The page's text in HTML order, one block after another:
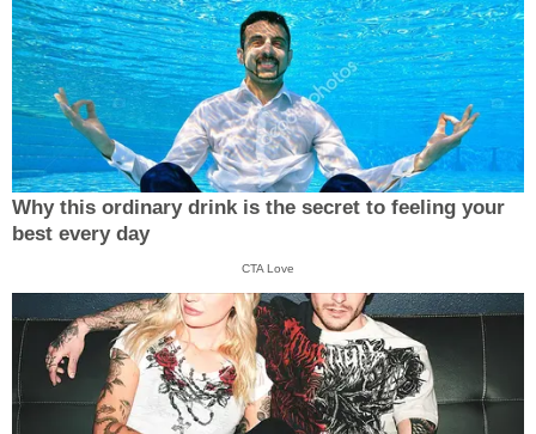
Why this ordinary drink is the secret to feeling your
best every day
CTA Love